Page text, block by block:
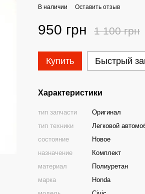
В наличии Оставить отзыв
950 грн 1 100 грн
Купить Быстрый
Характеристики
тип запчасти
Оригинал
тип техники
Легковой
состояние
Новое
назначение
Комплект
материал
Полиуретан
марка
Honda